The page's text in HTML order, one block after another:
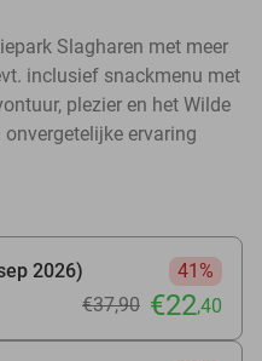
Slagharen met meer
inclusief snackmenu met
plezier en het Wilde
ervaring
2026)
41%
€37,90 €22,40